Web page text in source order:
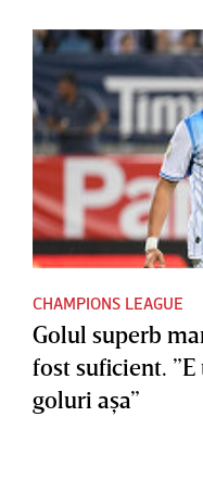
CHAMPIONS LEAGUE
Golul superb
fost suficient.
goluri aşa”